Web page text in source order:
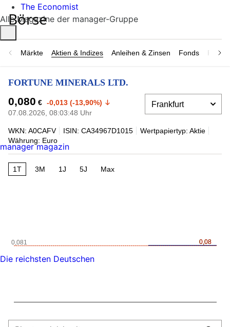
Märkte Aktien & Indizes Anleihen & Zinsen Fonds
FORTUNE MINERALS LTD.
0,080 € -0,013 (-13,90%)
07.08.2026, 08:03:48 Uhr
WKN: A0CAFV ISIN: CA34967D1015
Wertpapiertyp: Aktie
Währung: Euro
1T 3M 1J 5J Max
0,08
0,08
0,081
The Economist
Alle Magazine der manager-Gruppe
manager magazin
Die reichsten Deutschen